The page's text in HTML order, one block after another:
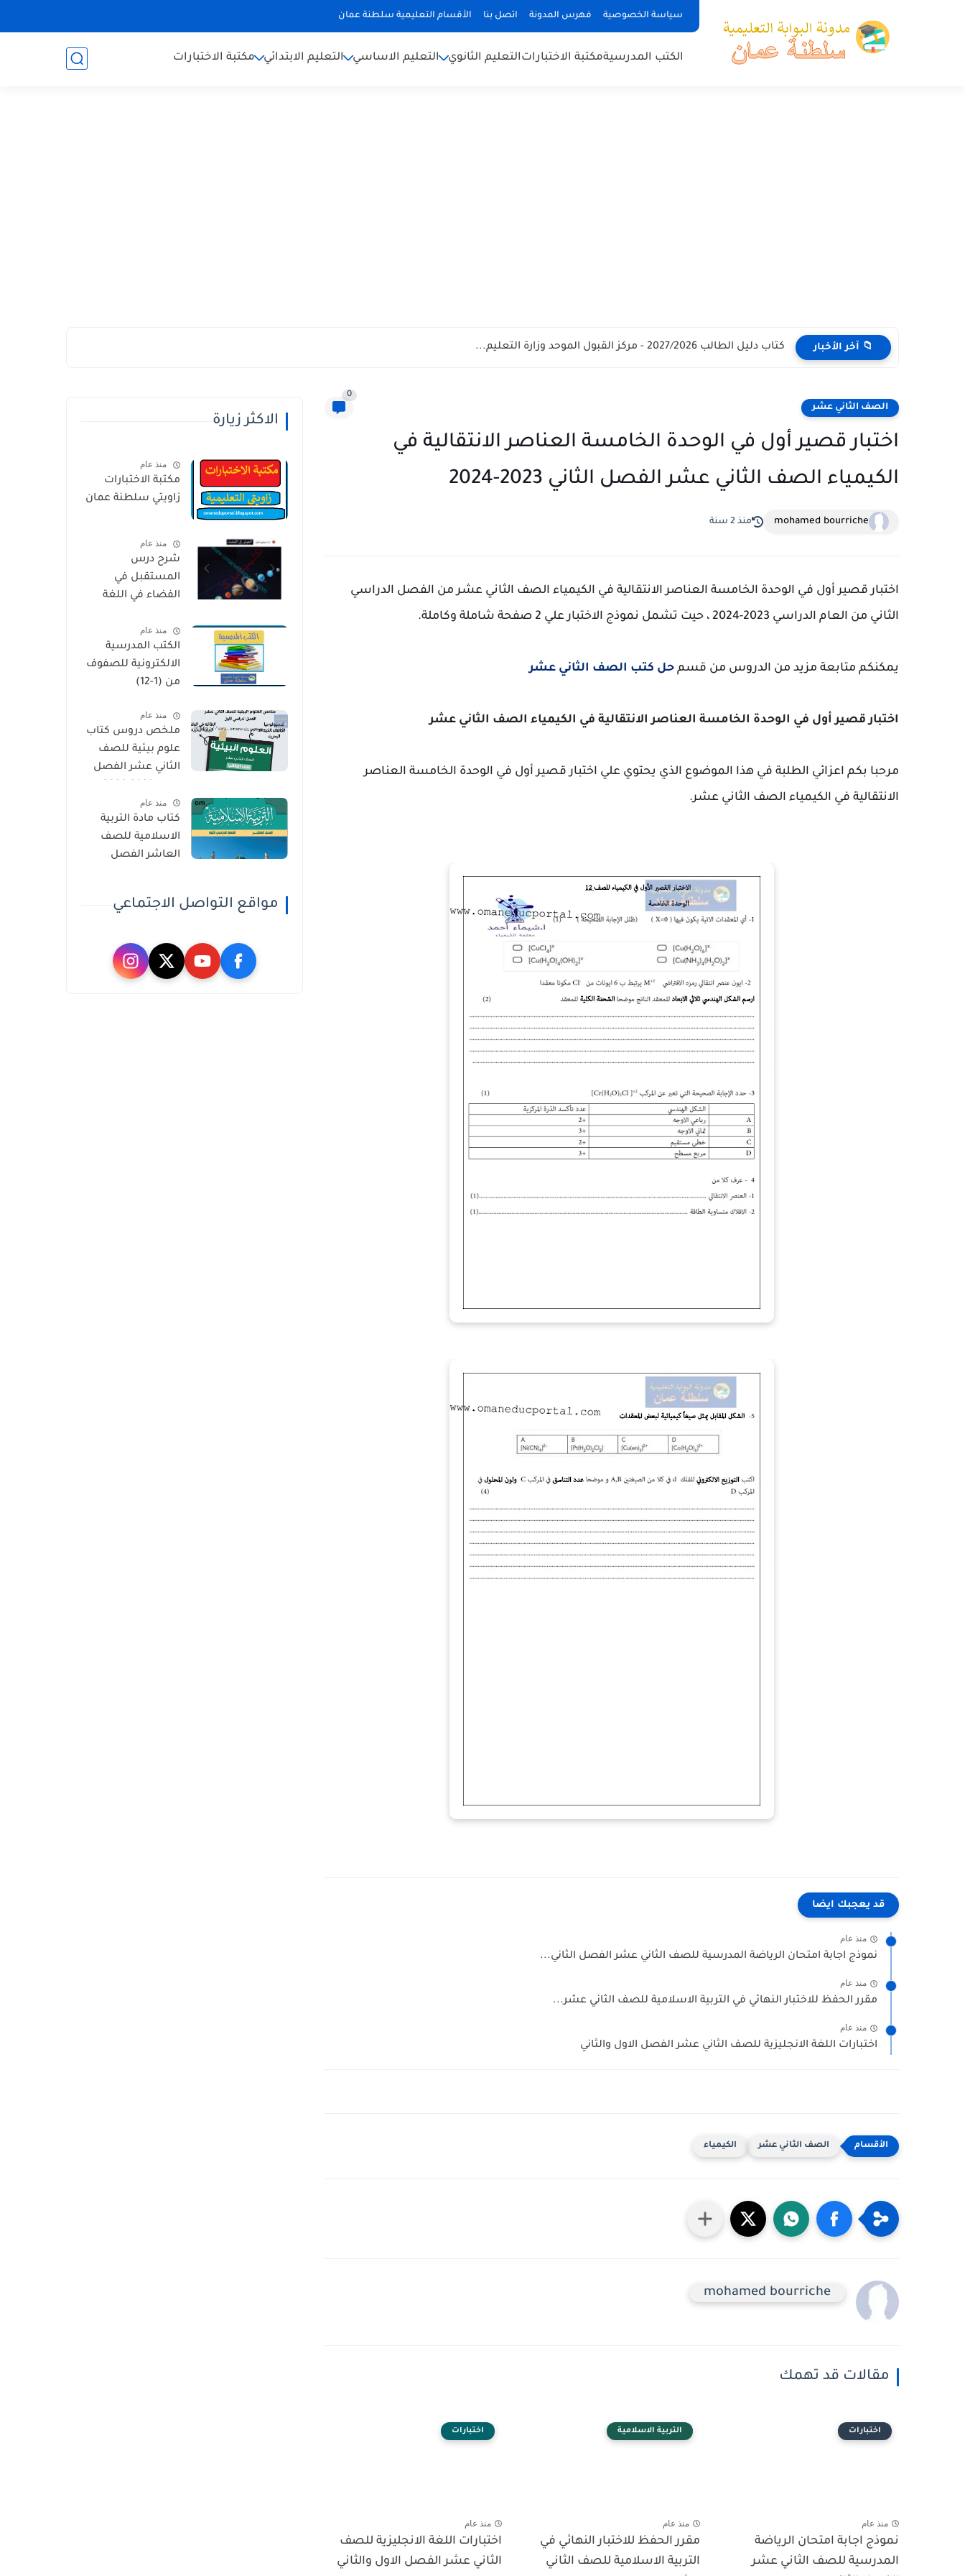
سياسة الخصوصية فهرس المدونة اتصل بنا الأقسام التعليمية سلطنة عمان
الكتب المدرسيةمكتبة الاختباراتالتعليم الثانوي التعليم الاساسي التعليم الابتدائي مكتبة الاختبارات
📁 آخر الأخبار كتاب دليل الطالب 2027/2026 - مركز القبول الموحد وزارة التعليم...
الصف الثاني عشر
0
اختبار قصير أول في الوحدة الخامسة العناصر الانتقالية في
الكيمياء الصف الثاني عشر الفصل الثاني 2023-2024
mohamed bourriche منذ 2 سنة
اختبار قصير أول في الوحدة الخامسة العناصر الانتقالية في الكيمياء الصف الثاني عشر من الفصل الدراسي
الثاني من العام الدراسي 2023-2024 ، حيت تشمل نموذج الاختبار علي 2 صفحة شاملة وكاملة.
يمكنكم متابعة مزيد من الدروس من قسم حل كتب الصف الثاني عشر
اختبار قصير أول في الوحدة الخامسة العناصر الانتقالية في الكيمياء الصف الثاني عشر
مرحبا بكم اعزائي الطلبة في هذا الموضوع الذي يحتوي علي اختبار قصير أول في الوحدة الخامسة العناصر
الانتقالية في الكيمياء الصف الثاني عشر.
قد يعجبك ايضا
منذ عام
نموذج اجابة امتحان الرياضة المدرسية للصف الثاني عشر الفصل الثاني...
منذ عام
مقرر الحفظ للاختبار النهائي في التربية الاسلامية للصف الثاني عشر...
منذ عام
اختبارات اللغة الانجليزية للصف الثاني عشر الفصل الاول والثاني
الصف الثاني عشر الكيمياء
mohamed bourriche
مقالات قد تهمك
اختبارات
منذ عام
نموذج اجابة امتحان الرياضة
المدرسية للصف الثاني عشر
التربية الاسلامية
منذ عام
مقرر الحفظ للاختبار النهائي في
التربية الاسلامية للصف الثاني
اختبارات
منذ عام
اختبارات اللغة الانجليزية للصف
الثاني عشر الفصل الاول والثاني
الاكثر زيارة
منذ عام
مكتبة الاختبارات
زاويتي سلطنة عمان
منذ عام
شرح درس
المستقبل في
الفضاء في اللغة
الخامس الفصل
الثاني
منذ عام
الكتب المدرسية
الالكترونية للصفوف
من (1-12)
منذ عام
ملخص دروس كتاب
علوم بيئية للصف
الثاني عشر الفصل
منذ عام
كتاب مادة التربية
الاسلامية للصف
العاشر الفصل
مواقع التواصل الاجتماعي